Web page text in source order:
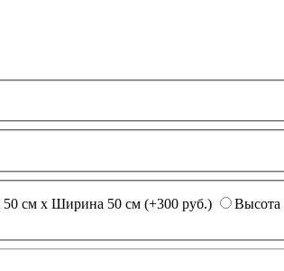
50 см х Ширина 50 см (+300 руб.) Высота